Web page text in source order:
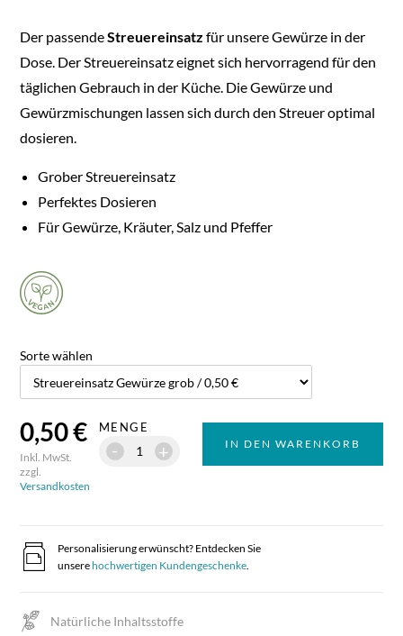
Der passendeStreuereinsatz für unsere Gewürze in der
Dose. Der Streuereinsatz eignet sich hervorragend für den
täglichen Gebrauch in der Küche. Die Gewürze und
Gewürzmischungen lassen sich durch den Streuer optimal
dosieren.
Grober Streuereinsatz
Perfektes Dosieren
Für Gewürze, Kräuter, Salz und Pfeffer
Sorte wählen
0,50 €
Inkl. MwSt.
zzgl.
Versandkosten
MENGE
+
- IN DEN WARENKORB
Personalisierung erwünscht? Entdecken Sie
unserehochwertigen Kundengeschenke.
Natürliche Inhaltsstoffe